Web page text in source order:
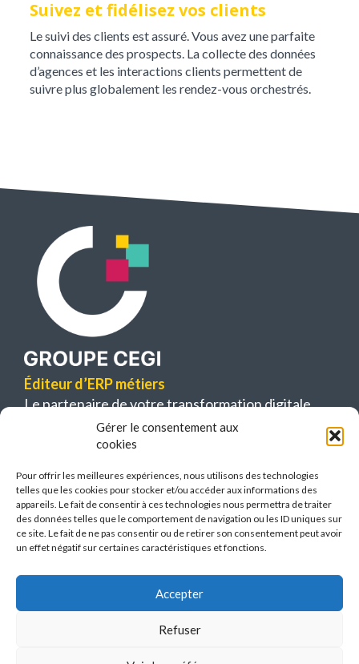
Gérer le consentement aux
cookies
Pour offrir les meilleures expériences, nous utilisons des technologies
telles que les cookies pour stocker et/ou accéder aux informations des
appareils. Le fait de consentir à ces technologies nous permettra de traiter
des données telles que le comportement de navigation ou les ID uniques sur
ce site. Le fait de ne pas consentir ou de retirer son consentement peut avoir
un effet négatif sur certaines caractéristiques et fonctions.
Accepter
Refuser
Suivez et fidélisez vos clients
Le suivi des clients est assuré. Vous avez une parfaite
connaissance des prospects. La collecte des données
d’agences et les interactions clients permettent de
suivre plus globalement les rendez-vous orchestrés.
Éditeur d’ERP métiers
Le partenaire de votre transformation digitale
63 bis, boulevard Bessières